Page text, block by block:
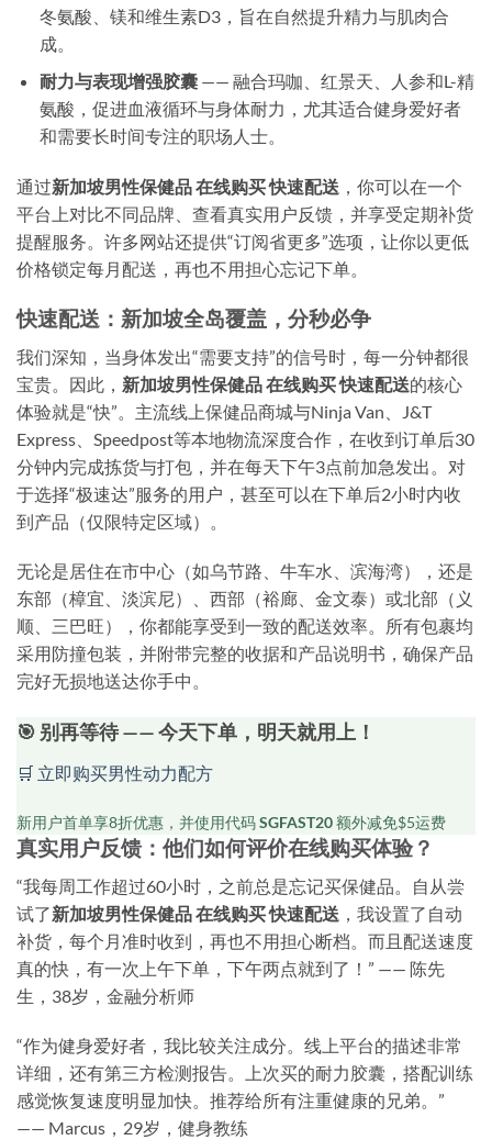
冬氨酸、镁和维生素D3，旨在自然提升精力与肌肉合
成。
耐力与表现增强胶囊—— 融合玛咖、红景天、人参和L-精
氨酸，促进血液循环与身体耐力，尤其适合健身爱好者
和需要长时间专注的职场人士。
通过新加坡男性保健品 在线购买 快速配送 ，你可以在一个
平台上对比不同品牌、查看真实用户反馈，并享受定期补货
提醒服务。许多网站还提供“订阅省更多”选项，让你以更低
价格锁定每月配送，再也不用担心忘记下单。
快速配送：新加坡全岛覆盖，分秒必争
我们深知，当身体发出“需要支持”的信号时，每一分钟都很
宝贵。因此， 新加坡男性保健品 在线购买 快速配送的核心
体验就是“快”。主流线上保健品商城与Ninja Van、J&T
Express、Speedpost等本地物流深度合作，在收到订单后30
分钟内完成拣货与打包，并在每天下午3点前加急发出。对
于选择“极速达”服务的用户，甚至可以在下单后2小时内收
到产品（仅限特定区域）。
无论是居住在市中心（如乌节路、牛车水、滨海湾），还是
东部（樟宜、淡滨尼）、西部（裕廊、金文泰）或北部（义
顺、三巴旺），你都能享受到一致的配送效率。所有包裹均
采用防撞包装，并附带完整的收据和产品说明书，确保产品
完好无损地送达你手中。
🎯 别再等待 —— 今天下单，明天就用上！
🛒 立即购买男性动力配方
新用户首单享8折优惠，并使用代码SGFAST20额外减免$5运费
真实用户反馈：他们如何评价在线购买体验？
“我每周工作超过60小时，之前总是忘记买保健品。自从尝
试了新加坡男性保健品 在线购买 快速配送 ，我设置了自动
补货，每个月准时收到，再也不用担心断档。而且配送速度
真的快，有一次上午下单，下午两点就到了！” —— 陈先
生，38岁，金融分析师
“作为健身爱好者，我比较关注成分。线上平台的描述非常
详细，还有第三方检测报告。上次买的耐力胶囊，搭配训练
感觉恢复速度明显加快。推荐给所有注重健康的兄弟。”
—— Marcus，29岁，健身教练